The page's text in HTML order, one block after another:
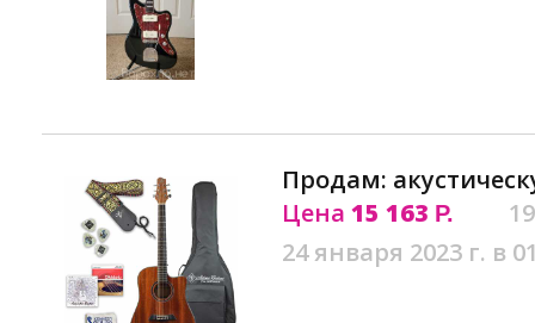
Продам:
Цена 15 163 Р.
24 января 2023 г. в